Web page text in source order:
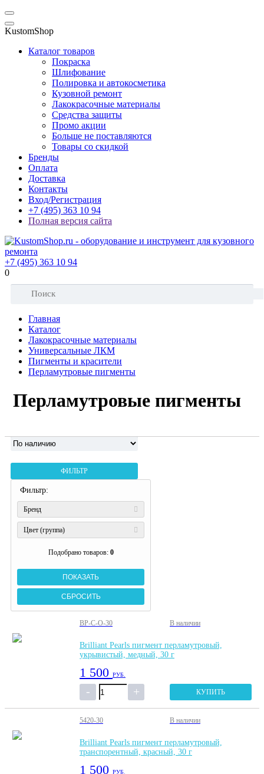
KustomShop
Каталог товаров
Покраска
Шлифование
Полировка и автокосметика
Кузовной ремонт
Лакокрасочные материалы
Средства защиты
Промо акции
Больше не поставляются
Товары со скидкой
Бренды
Оплата
Доставка
Контакты
Вход/Регистрация
+7 (495) 363 10 94
Полная версия сайта
+7 (495) 363 10 94
0
Главная
Каталог
Лакокрасочные материалы
Универсальные ЛКМ
Пигменты и красители
Перламутровые пигменты
Перламутровые пигменты
ФИЛЬТР
Фильтр:
Бренд
Цвет (группа)
Подобрано товаров: 0
BP-C-O-30 В наличии
Brilliant Pearls пигмент перламутровый,
укрывистый, медный, 30 г
1 500 РУБ.
КУПИТЬ
5420-30 В наличии
Brilliant Pearls пигмент перламутровый,
транспорентный, красный, 30 г
1 500 РУБ.